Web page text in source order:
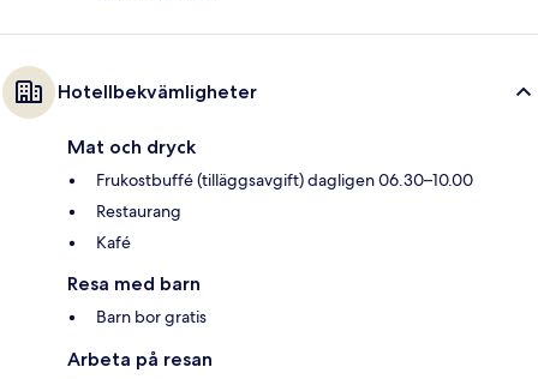
Hotellbekvämligheter
Mat och dryck
Frukostbuffé (tilläggsavgift) dagligen 06.30–10.00
Restaurang
Kafé
Resa med barn
Barn bor gratis
Arbeta på resan